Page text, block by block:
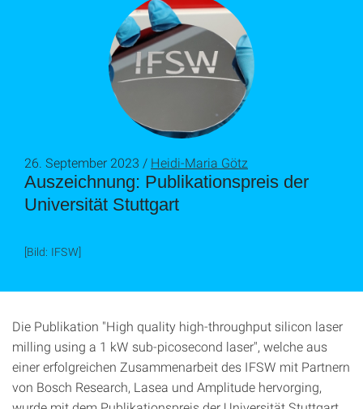
Auszeichnung: Publikationspreis der
Universität Stuttgart
26. September 2023 / Heidi-Maria Götz
[Bild: IFSW]
Die Publikation "High quality high-throughput silicon laser
milling using a 1 kW sub-picosecond laser", welche aus
einer erfolgreichen Zusammenarbeit des IFSW mit Partnern
von Bosch Research, Lasea und Amplitude hervorging,